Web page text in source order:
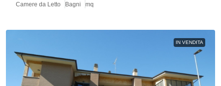
Camere da Letto Bagni mq
IN VENDITA